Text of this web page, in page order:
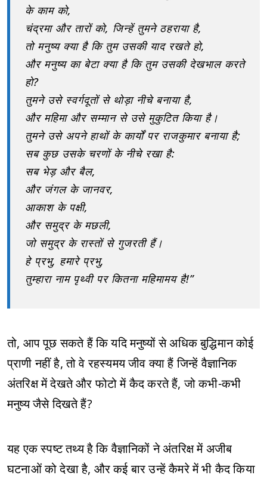
के काम को,
चंद्रमा और तारों को, जिन्हें तुमने ठहराया है,
तो मनुष्य क्या है कि तुम उसकी याद रखते हो,
और मनुष्य का बेटा क्या है कि तुम उसकी देखभाल करते
हो?
तुमने उसे स्वर्गदूतों से थोड़ा नीचे बनाया है,
और महिमा और सम्मान से उसे मुकुटित किया है।
तुमने उसे अपने हाथों के कार्यों पर राजकुमार बनाया है;
सब कुछ उसके चरणों के नीचे रखा है:
सब भेड़ और बैल,
और जंगल के जानवर,
आकाश के पक्षी,
और समुद्र के मछली,
जो समुद्र के रास्तों से गुजरती हैं।
हे प्रभु, हमारे प्रभु,
तुम्हारा नाम पृथ्वी पर कितना महिमामय है!”
तो, आप पूछ सकते हैं कि यदि मनुष्यों से अधिक बुद्धिमान कोई
प्राणी नहीं है, तो वे रहस्यमय जीव क्या हैं जिन्हें वैज्ञानिक
अंतरिक्ष में देखते और फोटो में कैद करते हैं, जो कभी-कभी
मनुष्य जैसे दिखते हैं?
यह एक स्पष्ट तथ्य है कि वैज्ञानिकों ने अंतरिक्ष में अजीब
घटनाओं को देखा है, और कई बार उन्हें कैमरे में भी कैद किया